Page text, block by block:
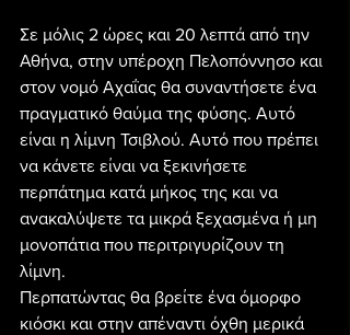
Σε μόλις 2 ώρες και 20 λεπτά από την
Αθήνα, στην υπέροχη Πελοπόννησο και
στον νομό Αχαΐας θα συναντήσετε ένα
πραγματικό θαύμα της φύσης. Αυτό
είναι η λίμνη Τσιβλού. Αυτό που πρέπει
να κάνετε είναι να ξεκινήσετε
περπάτημα κατά μήκος της και να
ανακαλύψετε τα μικρά ξεχασμένα ή μη
μονοπάτια που περιτριγυρίζουν τη
λίμνη.
Περπατώντας θα βρείτε ένα όμορφο
κιόσκι και στην απέναντι όχθη μερικά